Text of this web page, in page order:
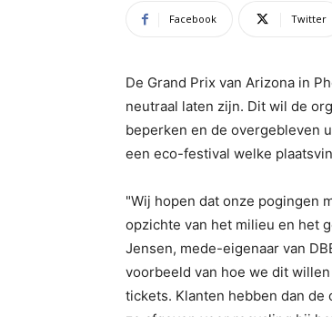
Facebook Twitter
De Grand Prix van Arizona in
neutraal laten zijn. Dit wil de
beperken en de overgebleven
een eco-festival welke
"Wij hopen dat onze pogingen
opzichte van het milieu en het
Jensen, mede-eigenaar van
voorbeeld van hoe we dit
tickets. Klanten hebben dan